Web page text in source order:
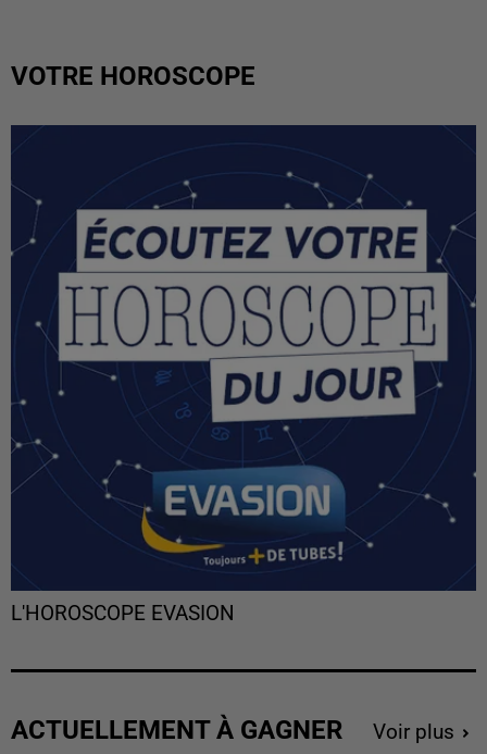
VOTRE HOROSCOPE
L'HOROSCOPE EVASION
ACTUELLEMENT À GAGNER Voir plus